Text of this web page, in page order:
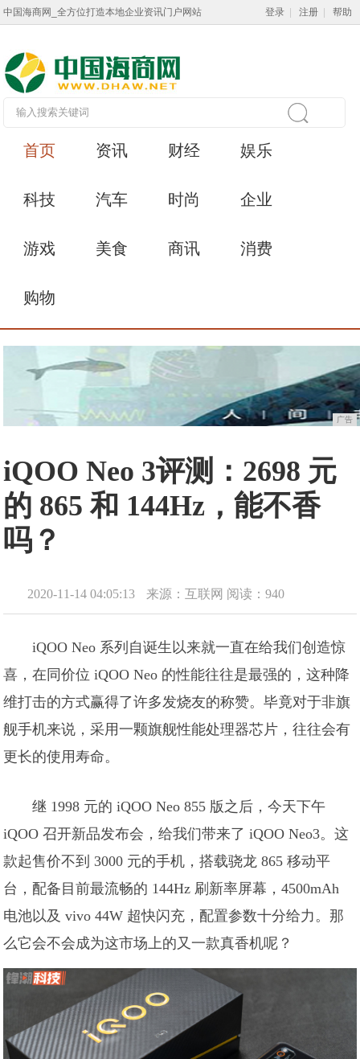
中国海商网_全方位打造本地企业资讯门户网站 登录 注册 帮助
首页 资讯 财经 娱乐
科技 汽车 时尚 企业
游戏 美食 商讯 消费
购物
广告
iQOO Neo 3评测：2698 元
的 865 和 144Hz，能不香
吗？
2020-11-14 04:05:13 来源：互联网 阅读：940
iQOO Neo 系列自诞生以来就一直在给我们创造惊
喜，在同价位 iQOO Neo 的性能往往是最强的，这种降
维打击的方式赢得了许多发烧友的称赞。毕竟对于非旗
舰手机来说，采用一颗旗舰性能处理器芯片，往往会有
更长的使用寿命。
继 1998 元的 iQOO Neo 855 版之后，今天下午
iQOO 召开新品发布会，给我们带来了 iQOO Neo3。这
款起售价不到 3000 元的手机，搭载骁龙 865 移动平
台，配备目前最流畅的 144Hz 刷新率屏幕，4500mAh
电池以及 vivo 44W 超快闪充，配置参数十分给力。那
么它会不会成为这市场上的又一款真香机呢？